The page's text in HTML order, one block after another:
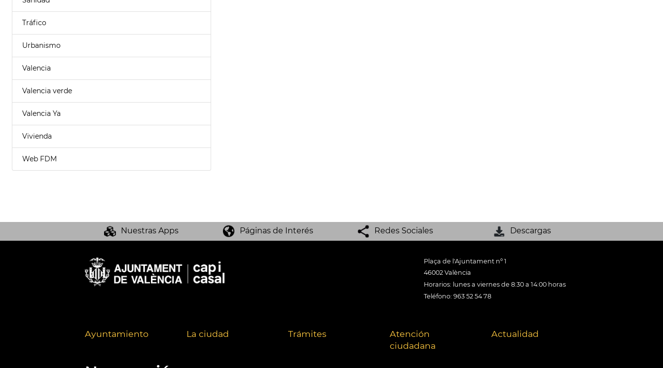
Tráfico
Urbanismo
Valencia
Valencia verde
Valencia Ya
Vivienda
Web FDM
Nuestras Apps Páginas de Interés Redes Sociales Descargas
Plaça de l'Ajuntament nº 1
46002 València
Horarios: lunes a viernes de 8:30 a 14:00 horas
Teléfono: 963 52 54 78
Ayuntamiento La ciudad Trámites
Atención
ciudadana
Actualidad